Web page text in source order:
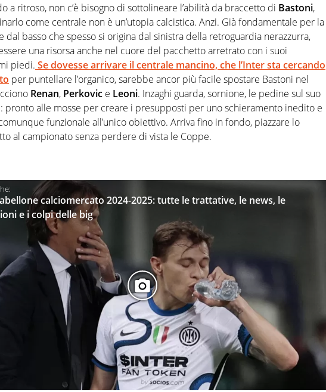
a ritroso, non c’è bisogno di sottolineare l’abilità da braccetto di Bastoni,
come centrale non è un’utopia calcistica. Anzi. Già fondamentale per la
dal basso che spesso si origina dal sinistra della retroguardia nerazzurra,
una risorsa anche nel cuore del pacchetto arretrato con i suoi
piedi. Se dovesse arrivare il centrale mancino, che l’Inter sta cercando
per puntellare l’organico, sarebbe ancor più facile spostare Bastoni nel
Renan, Perkovic e Leoni. Inzaghi guarda, sornione, le pedine sul suo
pronto alle mosse per creare i presupposti per uno schieramento inedito e
funzionale all’unico obiettivo. Arriva fino in fondo, piazzare lo
al campionato senza perdere di vista le Coppe.
calciomercato 2024-2025: tutte le trattative, le news, le
e i colpi delle big